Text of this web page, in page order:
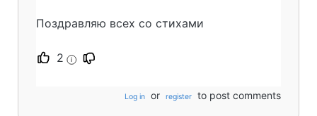
Поздравляю всех со стихами
2 i
Log in or register to post comments